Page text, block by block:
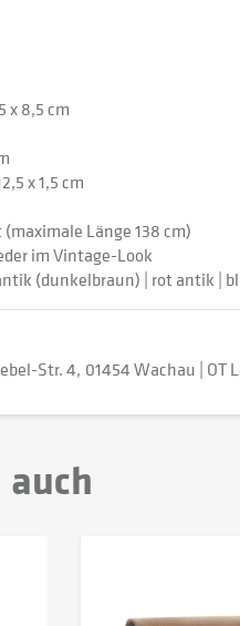
x 8,5 cm
x 1,5 cm
Länge 138 cm)
im Vintage-Look
(dunkelbraun) | rot antik |
Str. 4 01454 Wachau | OT